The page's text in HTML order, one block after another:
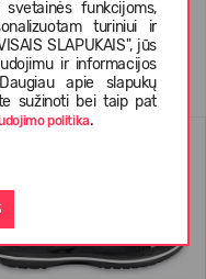
funkcijoms,
turiniui ir
SLAPUKAIS", jūs
ir informacijos
apie slapukų
sužinoti bei taip pat
politika.